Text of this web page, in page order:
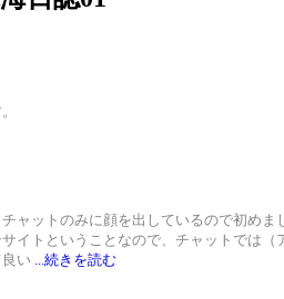
ャットのみに顔を出しているので初め
イトということなので、チャットでは
い ...続きを読む